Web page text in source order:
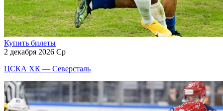
Купить билеты
2 декабря 2026 Ср
ЦСКА ХК — Северсталь